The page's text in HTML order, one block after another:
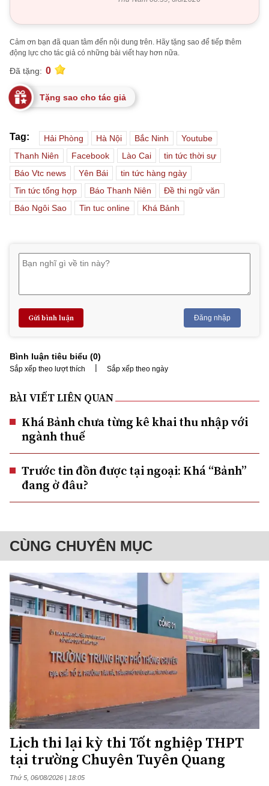
Cảm ơn bạn đã quan tâm đến nội dung trên. Hãy tặng sao để tiếp thêm
động lực cho tác giả có những bài viết hay hơn nữa.
Đã tặng: 0
Tặng sao cho tác giả
Tag: Hải Phòng Hà Nội Bắc Ninh
Youtube
Thanh Niên
Facebook Lào Cai
tin tức thời sự
Báo Vtc news
Yên Bái
tin tức hàng ngày
Tin tức tổng hợp
Báo Thanh Niên
Đề thi ngữ văn
Báo Ngôi Sao
Tin tuc online Khá Bảnh
Gửi bình luận Đăng nhập
Bình luận tiêu biểu (0)
Sắp xếp theo lượt thích | Sắp xếp theo ngày
BÀI VIẾT LIÊN QUAN
Khá Bảnh chưa từng kê khai thu nhập với
ngành thuế
Trước tin đồn được tại ngoại: Khá “Bảnh”
đang ở đâu?
CÙNG CHUYÊN MỤC
Lịch thi lại kỳ thi Tốt nghiệp THPT
tại trường Chuyên Tuyên Quang
Thứ 5, 06/08/2026 | 18:05